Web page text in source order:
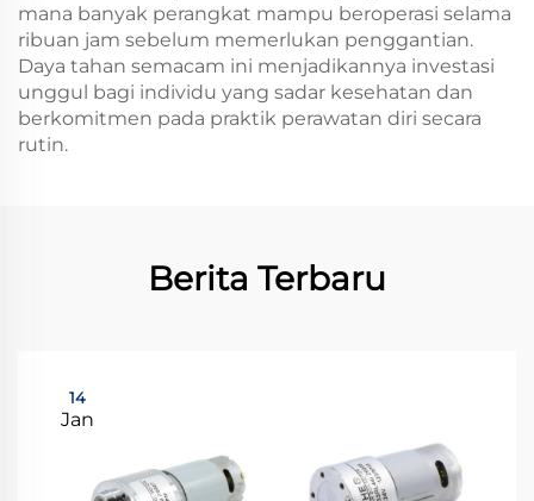
mana banyak perangkat mampu beroperasi selama
ribuan jam sebelum memerlukan penggantian.
Daya tahan semacam ini menjadikannya investasi
unggul bagi individu yang sadar kesehatan dan
berkomitmen pada praktik perawatan diri secara
rutin.
Berita Terbaru
14
Jan